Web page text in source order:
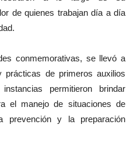
de quienes trabajan día a día
conmemorativas, se llevó a
de primeros auxilios
permitieron brindar
el manejo de situaciones de
prevención y la preparación